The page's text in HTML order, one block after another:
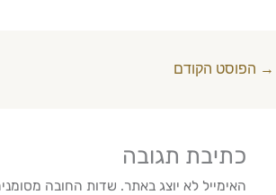
→ הפוסט הקודם
כתיבת תגובה
האימייל לא יוצג באתר. שדות החובה